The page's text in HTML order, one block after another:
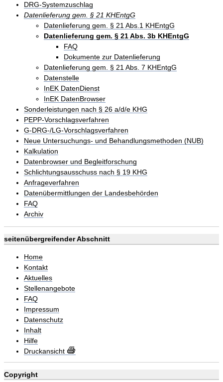
DRG-Systemzuschlag
Datenlieferung gem. § 21 KHEntgG
Datenlieferung gem. § 21 Abs.1 KHEntgG
Datenlieferung gem. § 21 Abs. 3b KHEntgG
FAQ
Dokumente zur Datenlieferung
Datenlieferung gem. § 21 Abs. 7 KHEntgG
Datenstelle
InEK DatenDienst
InEK DatenBrowser
Sonderleistungen nach § 26 a/d/e KHG
PEPP-Vorschlagsverfahren
G-DRG-/LG-Vorschlagsverfahren
Neue Untersuchungs- und Behandlungsmethoden (NUB)
Kalkulation
Datenbrowser und Begleitforschung
Schlichtungsausschuss nach § 19 KHG
Anfrageverfahren
Datenübermittlungen der Landesbehörden
FAQ
Archiv
seitenübergreifender Abschnitt
Home
Kontakt
Aktuelles
Stellenangebote
FAQ
Impressum
Datenschutz
Inhalt
Hilfe
Druckansicht
Copyright